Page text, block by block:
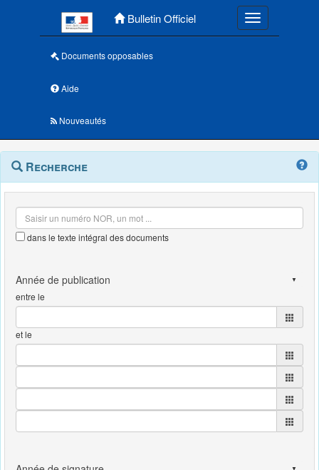
Bulletin Officiel Toggle
Documents opposables
Aide
Nouveautés
Navigation
outils
Menu
contextuel
Recherche
dans le texte intégral des documents
entre le
et le